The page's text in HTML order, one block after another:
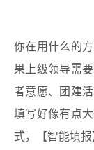
你在用什么的
果上级领导需
者意愿、团建
填写好像有点
式，【智能填